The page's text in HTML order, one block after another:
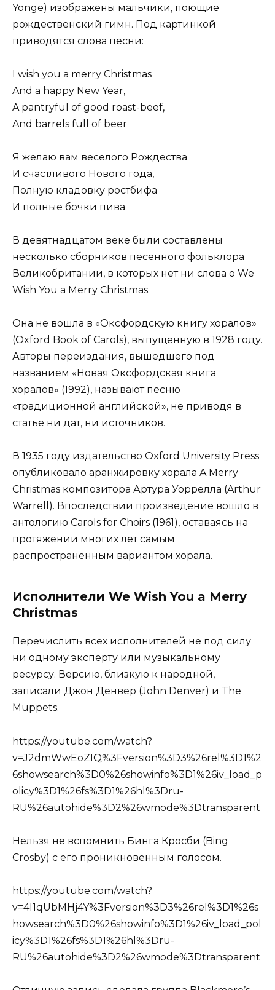
Yonge) изображены мальчики, поющие
рождественский гимн. Под картинкой
приводятся слова песни:
I wish you a merry Christmas
And a happy New Year,
A pantryful of good roast-beef,
And barrels full of beer
Я желаю вам веселого Рождества
И счастливого Нового года,
Полную кладовку ростбифа
И полные бочки пива
В девятнадцатом веке были составлены
несколько сборников песенного фольклора
Великобритании, в которых нет ни слова о We
Wish You a Merry Christmas.
Она не вошла в «Оксфордскую книгу хоралов»
(Oxford Book of Carols), выпущенную в 1928 году.
Авторы переиздания, вышедшего под
названием «Новая Оксфордская книга
хоралов» (1992), называют песню
«традиционной английской», не приводя в
статье ни дат, ни источников.
В 1935 году издательство Oxford University Press
опубликовало аранжировку хорала A Merry
Christmas композитора Артура Уоррелла (Arthur
Warrell). Впоследствии произведение вошло в
антологию Carols for Choirs (1961), оставаясь на
протяжении многих лет самым
распространенным вариантом хорала.
Исполнители We Wish You a Merry
Christmas
Перечислить всех исполнителей не под силу
ни одному эксперту или музыкальному
ресурсу. Версию, близкую к народной,
записали Джон Денвер (John Denver) и The
Muppets.
https://youtube.com/watch?
v=J2dmWwEoZIQ%3Fversion%3D3%26rel%3D1%2
6showsearch%3D0%26showinfo%3D1%26iv_load_p
olicy%3D1%26fs%3D1%26hl%3Dru-
RU%26autohide%3D2%26wmode%3Dtransparent
Нельзя не вспомнить Бинга Кросби (Bing
Crosby) с его проникновенным голосом.
https://youtube.com/watch?
v=4l1qUbMHj4Y%3Fversion%3D3%26rel%3D1%26s
howsearch%3D0%26showinfo%3D1%26iv_load_pol
icy%3D1%26fs%3D1%26hl%3Dru-
RU%26autohide%3D2%26wmode%3Dtransparent